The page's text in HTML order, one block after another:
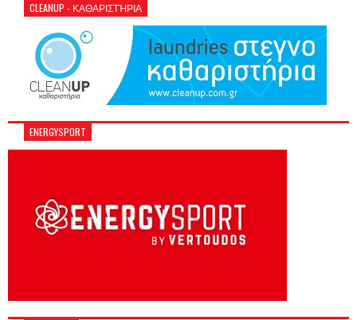
CLEANUP - ΚΑΘΑΡΙΣΤΉΡΙΑ
ENERGYSPORT